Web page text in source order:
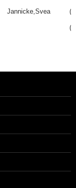
Jannicke,Svea